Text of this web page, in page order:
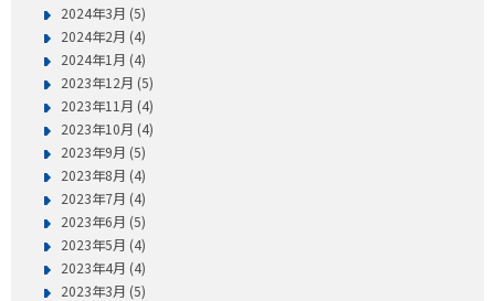
2024年3月 (5)
2024年2月 (4)
2024年1月 (4)
2023年12月 (5)
2023年11月 (4)
2023年10月 (4)
2023年9月 (5)
2023年8月 (4)
2023年7月 (4)
2023年6月 (5)
2023年5月 (4)
2023年4月 (4)
2023年3月 (5)